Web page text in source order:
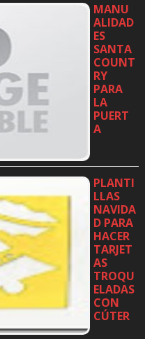
MANU
ALIDAD
ES
SANTA
COUNT
RY
PARA
LA
PUERT
A
PLANTI
LLAS
NAVIDA
D PARA
HACER
TARJET
AS
TROQU
ELADAS
CON
CÚTER